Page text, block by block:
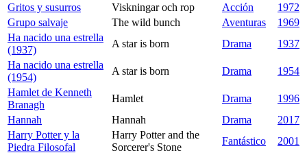
Gritos y susurros
Viskningar och rop Acción
1972
Grupo salvaje
The wild bunch Aventuras
1969
Ha nacido una estrella
(1937)
A star is born Drama
1937
Ha nacido una estrella
(1954)
A star is born Drama
1954
Hamlet de Kenneth
Branagh
Hamlet Drama
1996
Hannah
Hannah Drama
2017
Harry Potter y la
Piedra Filosofal
Harry Potter and the
Sorcerer's Stone
Fantástico
2001